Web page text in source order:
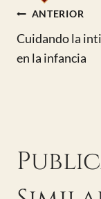
de
ANTERIOR
Cuidando la
en la infancia